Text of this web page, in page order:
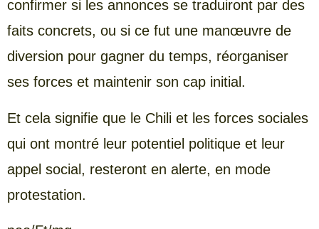
confirmer si les annonces se traduiront par des
faits concrets, ou si ce fut une manœuvre de
diversion pour gagner du temps, réorganiser
ses forces et maintenir son cap initial.
Et cela signifie que le Chili et les forces sociales
qui ont montré leur potentiel politique et leur
appel social, resteront en alerte, en mode
protestation.